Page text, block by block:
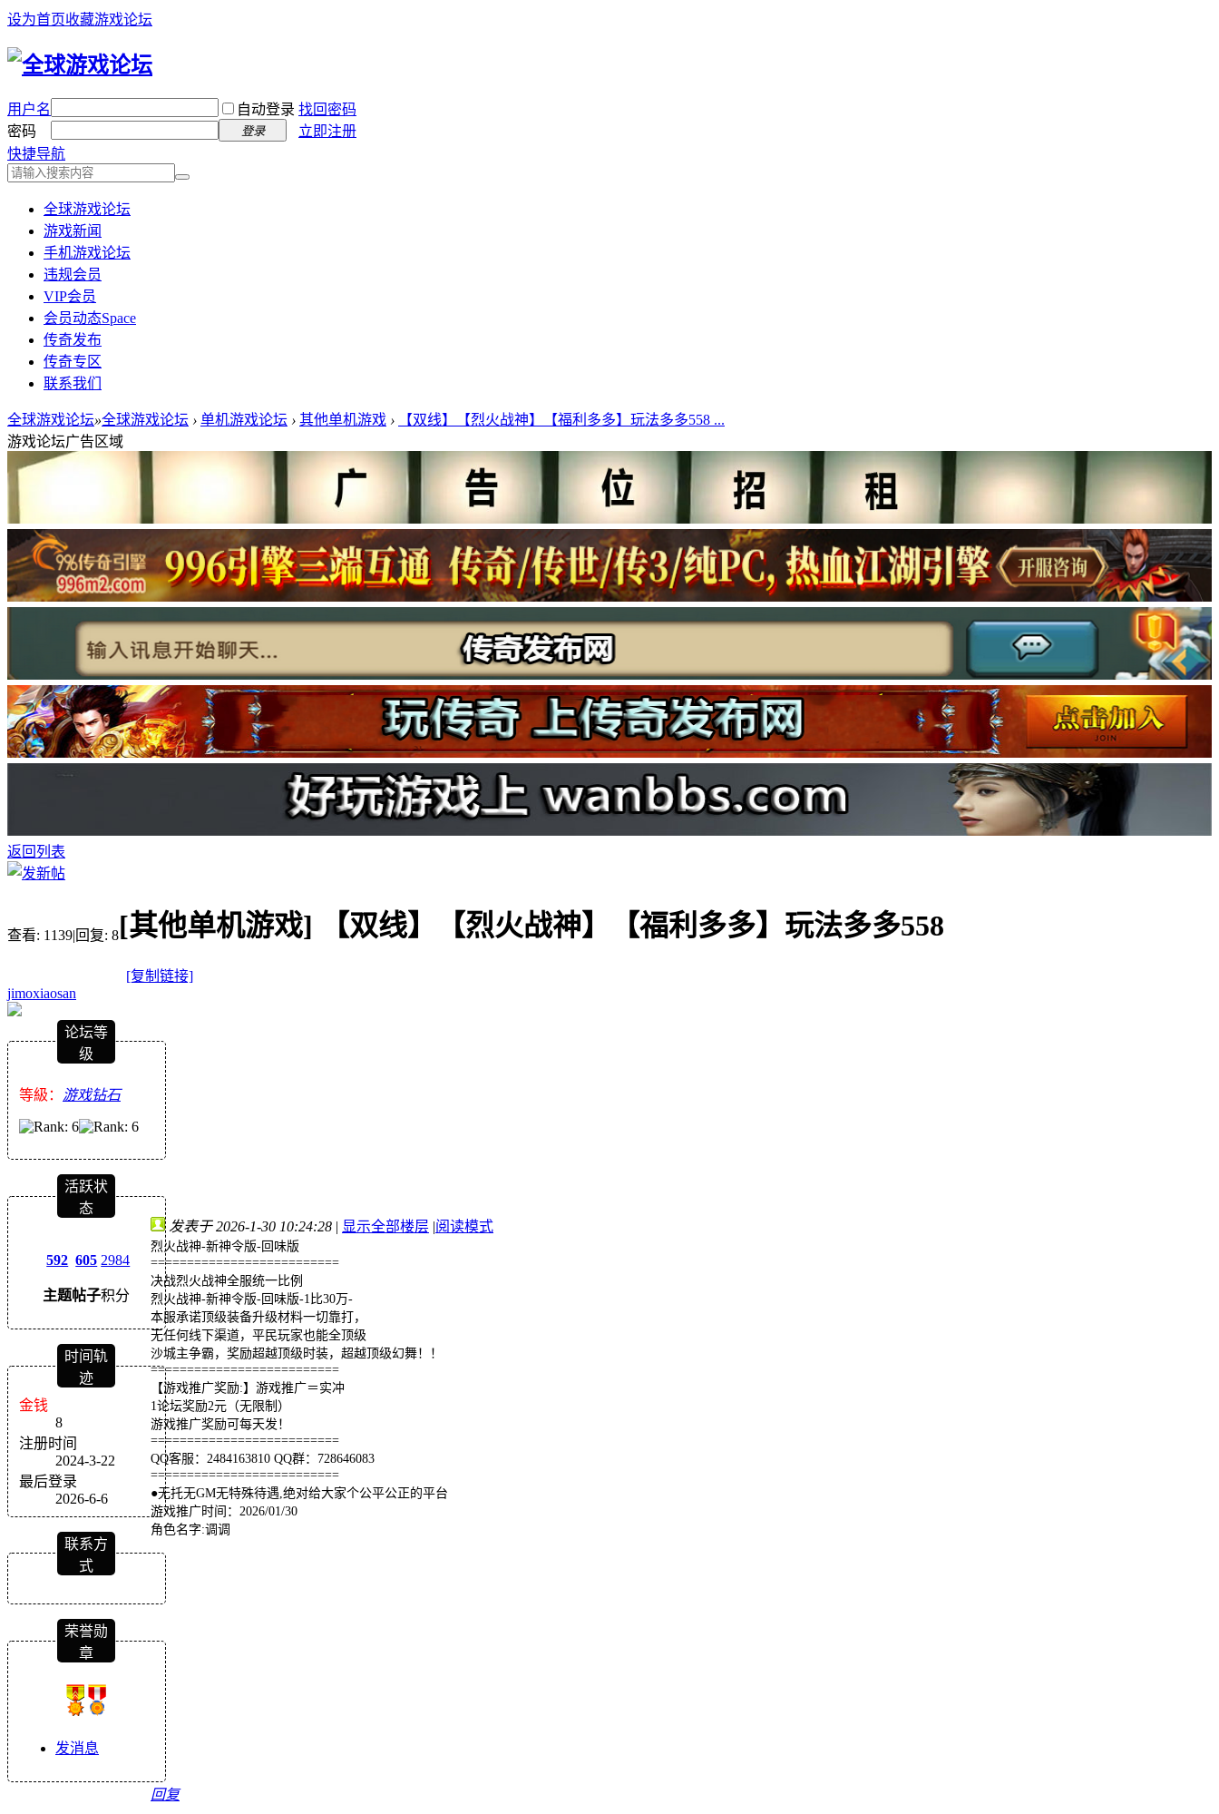
设为首页收藏游戏论坛
用户名 自动登录 找回密码
密码
登录
立即注册
快捷导航
全球游戏论坛
游戏新闻
手机游戏论坛
违规会员
VIP会员
会员动态Space
传奇发布
传奇专区
联系我们
全球游戏论坛»全球游戏论坛 › 单机游戏论坛 › 其他单机游戏 ›
【双线】【烈火战神】【福利多多】玩法多多558 ...
游戏论坛广告区域
返回列表
查看: 1139|回复: 8[其他单机游戏] 【双线】【烈火战神】【福利多多】玩法多多558
[复制链接]
jimoxiaosan
论坛等
级
等級： 游戏钻石
活跃状
态
592
主题
605
帖子
2984
积分
时间轨
迹
金钱
8
注册时间
2024-3-22
最后登录
2026-6-6
联系方
式
荣誉勋
章
发消息
发表于 2026-1-30 10:24:28 | 显示全部楼层 |阅读模式
烈火战神-新神令版-回味版
==========================
决战烈火战神全服统一比例
烈火战神-新神令版-回味版-1比30万-
本服承诺顶级装备升级材料一切靠打，
无任何线下渠道，平民玩家也能全顶级
沙城主争霸，奖励超越顶级时装，超越顶级幻舞！！
==========================
【游戏推广奖励:】游戏推广＝实冲
1论坛奖励2元（无限制）
游戏推广奖励可每天发！
==========================
QQ客服：2484163810 QQ群：728646083
==========================
●无托无GM无特殊待遇,绝对给大家个公平公正的平台
游戏推广时间：2026/01/30
角色名字:调调
回复